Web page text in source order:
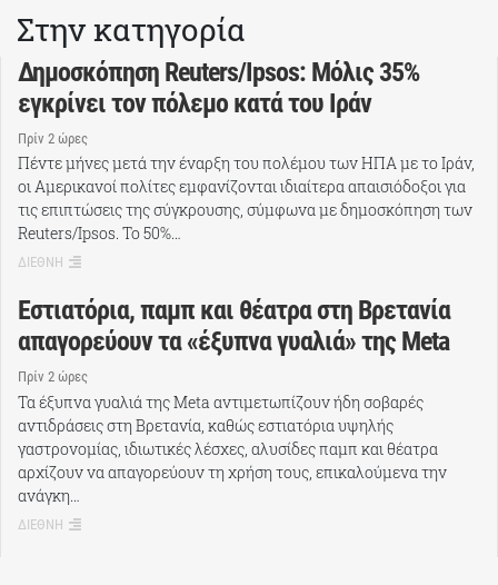
Στην κατηγορία
Δημοσκόπηση Reuters/Ipsos: Μόλις 35%
εγκρίνει τον πόλεμο κατά του Ιράν
Πρίν 2 ώρες
Πέντε μήνες μετά την έναρξη του πολέμου των ΗΠΑ με το Ιράν,
οι Αμερικανοί πολίτες εμφανίζονται ιδιαίτερα απαισιόδοξοι για
τις επιπτώσεις της σύγκρουσης, σύμφωνα με δημοσκόπηση των
Reuters/Ipsos. Το 50%…
ΔΙΕΘΝΗ
Εστιατόρια, παμπ και θέατρα στη Βρετανία
απαγορεύουν τα «έξυπνα γυαλιά» της Meta
Πρίν 2 ώρες
Τα έξυπνα γυαλιά της Meta αντιμετωπίζουν ήδη σοβαρές
αντιδράσεις στη Βρετανία, καθώς εστιατόρια υψηλής
γαστρονομίας, ιδιωτικές λέσχες, αλυσίδες παμπ και θέατρα
αρχίζουν να απαγορεύουν τη χρήση τους, επικαλούμενα την
ανάγκη…
ΔΙΕΘΝΗ